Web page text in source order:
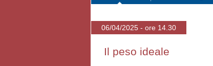
06/04/2025 - ore 14.30
Il peso ideale